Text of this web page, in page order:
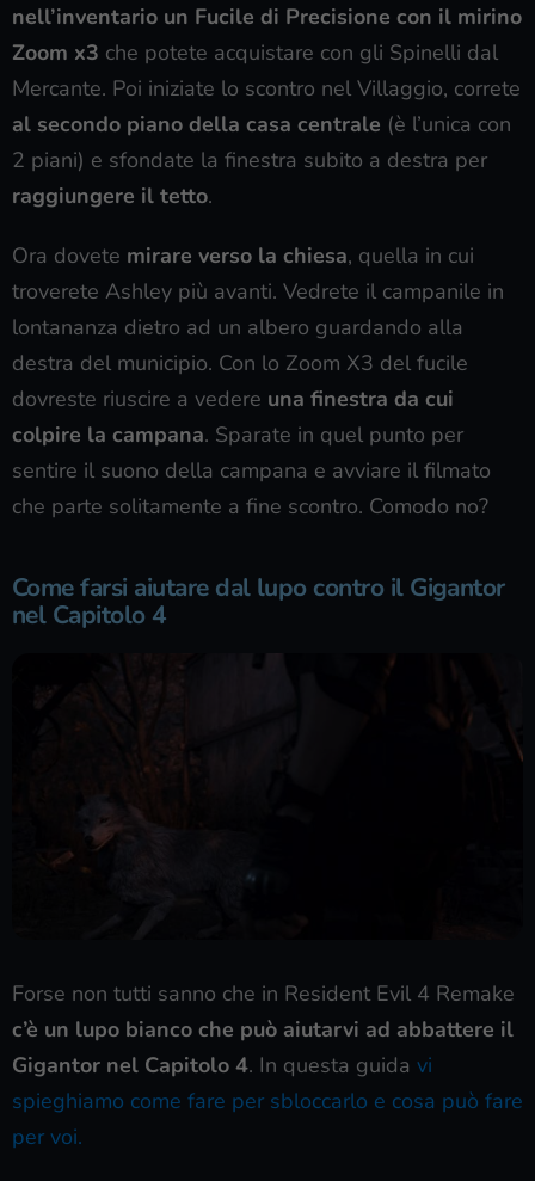
nell’inventario un Fucile di Precisione con il mirino
Zoom x3 che potete acquistare con gli Spinelli dal
Mercante. Poi iniziate lo scontro nel Villaggio, correte
al secondo piano della casa centrale (è l’unica con
2 piani) e sfondate la finestra subito a destra per
raggiungere il tetto.
Ora dovete mirare verso la chiesa, quella in cui
troverete Ashley più avanti. Vedrete il campanile in
lontananza dietro ad un albero guardando alla
destra del municipio. Con lo Zoom X3 del fucile
dovreste riuscire a vedere una finestra da cui
colpire la campana. Sparate in quel punto per
sentire il suono della campana e avviare il filmato
che parte solitamente a fine scontro. Comodo no?
Come farsi aiutare dal lupo contro il Gigantor
nel Capitolo 4
Forse non tutti sanno che in Resident Evil 4 Remake
c’è un lupo bianco che può aiutarvi ad abbattere il
Gigantor nel Capitolo 4. In questa guida vi
spieghiamo come fare per sbloccarlo e cosa può fare
per voi.